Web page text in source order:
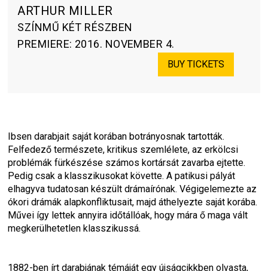
ARTHUR MILLER
SZÍNMŰ KÉT RÉSZBEN
PREMIERE: 2016. NOVEMBER 4.
BUY TICKETS
Ibsen darabjait saját korában botrányosnak tartották.
Felfedező természete, kritikus szemlélete, az erkölcsi
problémák fürkészése számos kortársát zavarba ejtette.
Pedig csak a klasszikusokat követte. A patikusi pályát
elhagyva tudatosan készült drámaírónak. Végigelemezte az
ókori drámák alapkonfliktusait, majd áthelyezte saját korába.
Művei így lettek annyira időtállóak, hogy mára ő maga vált
megkerülhetetlen klasszikussá.
1882-ben írt darabjának témáját egy újságcikkben olvasta,